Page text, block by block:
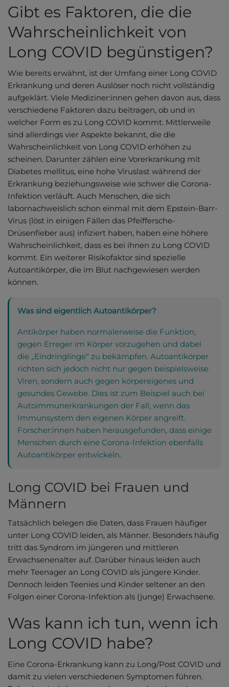
Gibt es Faktoren, die die
Wahrscheinlichkeit von
Long COVID begünstigen?
Wie bereits erwähnt, ist der Umfang einer Long COVID
Erkrankung und deren Auslöser noch nicht vollständig
aufgeklärt. Viele Mediziner:innen gehen davon aus, dass
verschiedene Faktoren dazu beitragen, ob und in
welcher Form es zu Long COVID kommt. Mittlerweile
sind allerdings vier Aspekte bekannt, die die
Wahrscheinlichkeit von Long COVID erhöhen zu
scheinen. Darunter zählen eine Vorerkrankung mit
Diabetes mellitus, eine hohe Viruslast während der
Erkrankung beziehungsweise wie schwer die Corona-
Infektion verläuft. Auch Menschen, die sich
labornachweislich schon einmal mit dem Epstein-Barr-
Virus (löst in einigen Fällen das Pfeiffersche-
Drüsenfieber aus) infiziert haben, haben eine höhere
Wahrscheinlichkeit, dass es bei ihnen zu Long COVID
kommt. Ein weiterer Risikofaktor sind spezielle
Autoantikörper, die im Blut nachgewiesen werden
können.
Was sind eigentlich Autoantikörper?
Antikörper haben normalerweise die Funktion,
gegen Erreger im Körper vorzugehen und dabei
die „Eindringlinge“ zu bekämpfen. Autoantikörper
richten sich jedoch nicht nur gegen beispielsweise
Viren, sondern auch gegen körpereigenes und
gesundes Gewebe. Dies ist zum Beispiel auch bei
Autoimmunerkrankungen der Fall, wenn das
Immunsystem den eigenen Körper angreift.
Forscher:innen haben herausgefunden, dass einige
Menschen durch eine Corona-Infektion ebenfalls
Autoantikörper entwickeln.
Long COVID bei Frauen und
Männern
Tatsächlich belegen die Daten, dass Frauen häufiger
unter Long COVID leiden, als Männer. Besonders häufig
tritt das Syndrom im jüngeren und mittleren
Erwachsenenalter auf. Darüber hinaus leiden auch
mehr Teenager an Long COVID als jüngere Kinder.
Dennoch leiden Teenies und Kinder seltener an den
Folgen einer Corona-Infektion als (junge) Erwachsene.
Was kann ich tun, wenn ich
Long COVID habe?
Eine Corona-Erkrankung kann zu Long/Post COVID und
damit zu vielen verschiedenen Symptomen führen.